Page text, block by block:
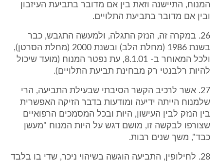
המנוח, התיישנה וזאת בין אם מדובר בתביעת העיזבון
ובין אם מדובר בתביעת התלויים.
26. במקרה זה, הנזק התגלה, ולמעשה התגבש, כבר
בשנת 1986 (מחלת הלב) ובשנת 2000 (מחלת הסרטן),
ולכל המאוחר ב- 8.1.01, עת נפטר המנוח (מועד שיכול
להיות רלבנטי רק מבחינת תביעת התלויים).
27. אשר לרכיב הקשר הסיבתי שבעילת התביעה, הרי
שלמנוח הייתה ידיעה ומודעות בדבר הזיקה האפשרית
בין הנזק לבין העישון, היות ובכל המסמכים הרפואיים
שצורפו לבקשה זו, מושם דגש על היות המנוח "מעשן
כבד", משך שנים רבות.
28. לחילופין, התביעה הוגשה בשיהוי ניכר, שדי בו בלבד